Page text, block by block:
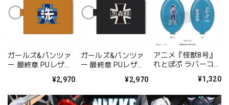
ガールズ&パンツァ
ー 最終章 PUレザー
¥2,970
ガールズ&パンツァ
ー 最終章 PUレザー
¥2,970
アニメ『怪獣8号』
れとぽぷ ラバーコイ
¥1,320